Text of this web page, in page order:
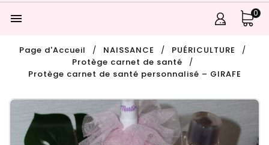
 0
Page d'Accueil NAISSANCE
PUÉRICULTURE
Protège carnet de santé
Protège carnet de santé personnalisé – GIRAFE